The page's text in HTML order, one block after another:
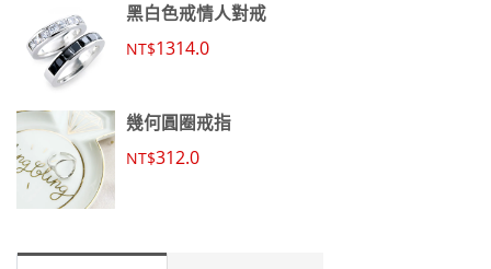
黑白色戒情人對戒
NT$1314.0
幾何圓圈戒指
NT$312.0